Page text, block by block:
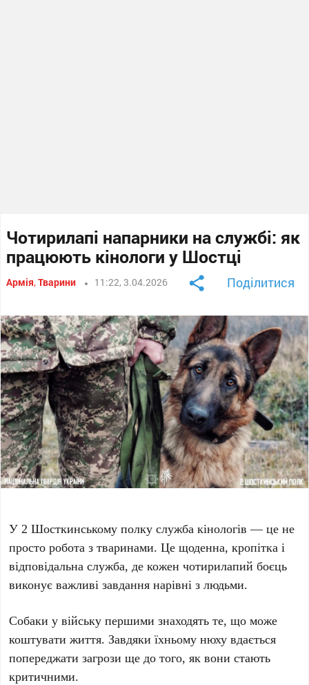
Чотирилапі напарники на службі: як
працюють кінологи у Шостці
Армія,Тварини 11:22, 3.04.2026 Поділитися
У 2 Шосткинському полку служба кінологів — це не
просто робота з тваринами. Це щоденна, кропітка і
відповідальна служба, де кожен чотирилапий боєць
виконує важливі завдання нарівні з людьми.
Собаки у війську першими знаходять те, що може
коштувати життя. Завдяки їхньому нюху вдається
попереджати загрози ще до того, як вони стають
критичними.